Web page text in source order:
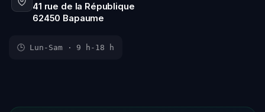
41 rue de la République
62450 Bapaume
🕒 Lun-Sam · 9 h-18 h